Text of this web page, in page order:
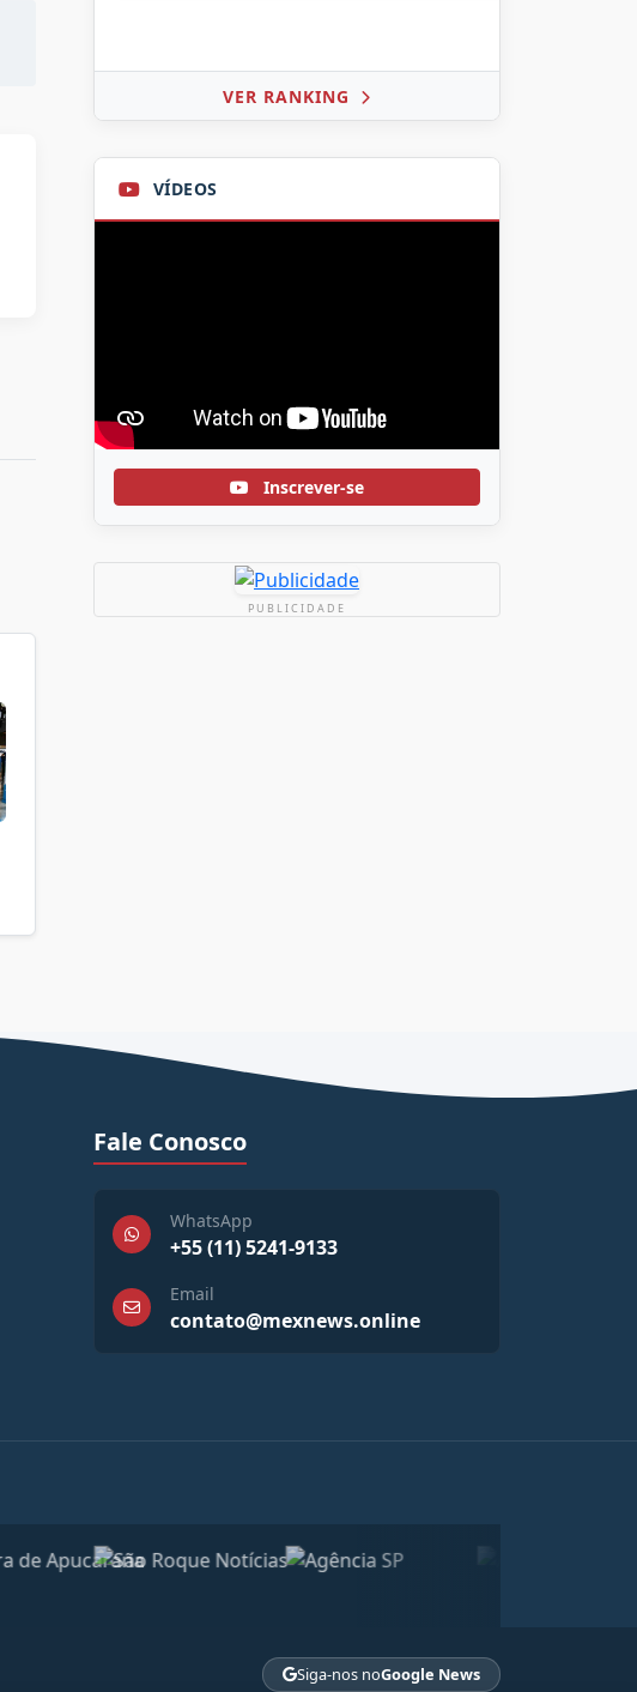
VER RANKING
VÍDEOS
Inscrever-se
PUBLICIDADE
Fale Conosco
WhatsApp
+55 (11) 5241-9133
Email
contato@mexnews.online
Siga-nos noGoogle News